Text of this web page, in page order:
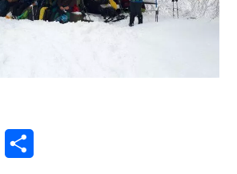
Email